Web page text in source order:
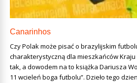
Canarinhos
Czy Polak może pisać o brazylijskim
charakterystyczną dla mieszkańców Kraju
tak, a dowodem na to książka Dariusza
11 wcieleń boga futbolu”. Dzieło tego